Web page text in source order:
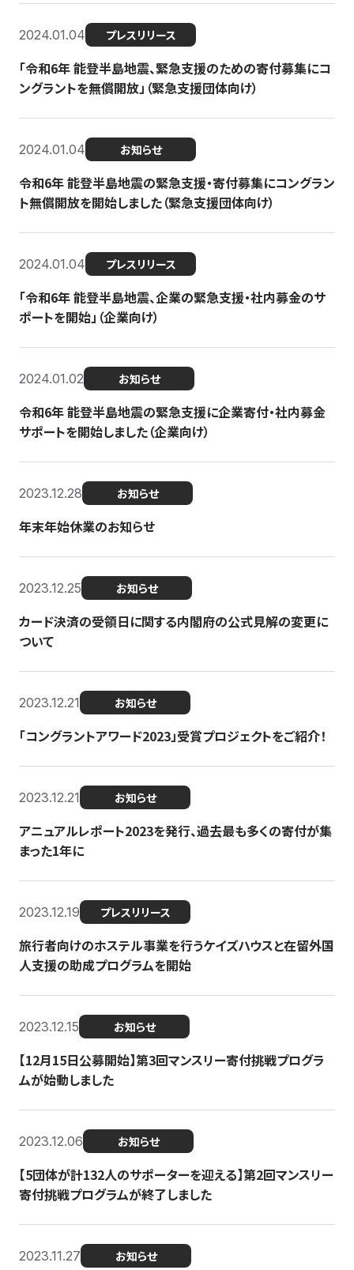
2024.01.04 プレスリリース
「令和6年 能登半島地震、緊急支援のための寄付募集にコ
ングラントを無償開放」（緊急支援団体向け）
2024.01.04 お知らせ
令和6年 能登半島地震の緊急支援・寄付募集にコングラン
ト無償開放を開始しました（緊急支援団体向け）
2024.01.04 プレスリリース
「令和6年 能登半島地震、企業の緊急支援・社内募金のサ
ポートを開始」（企業向け）
2024.01.02 お知らせ
令和6年 能登半島地震の緊急支援に企業寄付・社内募金
サポートを開始しました（企業向け）
2023.12.28 お知らせ
年末年始休業のお知らせ
2023.12.25 お知らせ
カード決済の受領日に関する内閣府の公式見解の変更に
ついて
2023.12.21 お知らせ
「コングラントアワード2023」受賞プロジェクトをご紹介！
2023.12.21 お知らせ
アニュアルレポート2023を発行、過去最も多くの寄付が集
まった1年に
2023.12.19 プレスリリース
旅行者向けのホステル事業を行うケイズハウスと在留外国
人支援の助成プログラムを開始
2023.12.15 お知らせ
【12月15日公募開始】第3回マンスリー寄付挑戦プログラ
ムが始動しました
2023.12.06 お知らせ
【5団体が計132人のサポーターを迎える】第2回マンスリー
寄付挑戦プログラムが終了しました
2023.11.27 お知らせ